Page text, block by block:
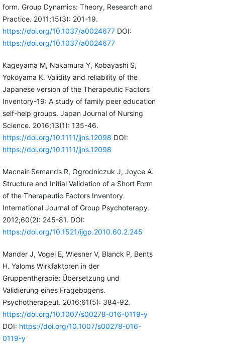
form. Group Dynamics: Theory, Research and
Practice. 2011;15(3): 201-19.
https://doi.org/10.1037/a0024677DOI:
https://doi.org/10.1037/a0024677
Kageyama M, Nakamura Y, Kobayashi S,
Yokoyama K. Validity and reliability of the
Japanese version of the Therapeutic Factors
Inventory-19: A study of family peer education
self-help groups. Japan Journal of Nursing
Science. 2016;13(1): 135-46.
https://doi.org/10.1111/jjns.12098 DOI:
https://doi.org/10.1111/jjns.12098
Macnair-Semands R, Ogrodniczuk J, Joyce A.
Structure and Initial Validation of a Short Form
of the Therapeutic Factors Inventory.
International Journal of Group Psychoterapy.
2012;60(2): 245-81. DOI:
https://doi.org/10.1521/ijgp.2010.60.2.245
Mander J, Vogel E, Wiesner V, Blanck P, Bents
H. Yaloms Wirkfaktoren in der
Gruppentherapie: Übersetzung und
Validierung eines Fragebogens.
Psychotherapeut. 2016;61(5): 384-92.
https://doi.org/10.1007/s00278-016-0119-y
DOI: https://doi.org/10.1007/s00278-016-
0119-y